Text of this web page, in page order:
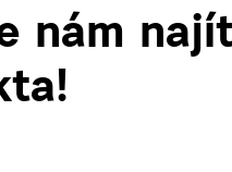
nám